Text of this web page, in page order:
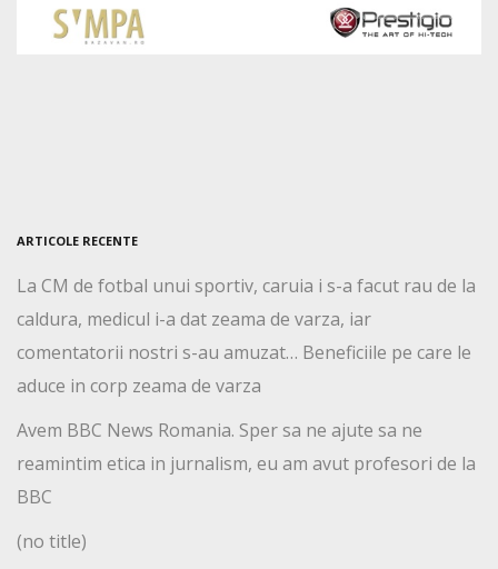
ARTICOLE RECENTE
La CM de fotbal unui sportiv, caruia i s-a facut rau de la
caldura, medicul i-a dat zeama de varza, iar
comentatorii nostri s-au amuzat… Beneficiile pe care le
aduce in corp zeama de varza
Avem BBC News Romania. Sper sa ne ajute sa ne
reamintim etica in jurnalism, eu am avut profesori de la
BBC
(no title)